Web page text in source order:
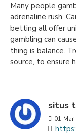
Many people
adrenaline rush.
betting all offer
gambling can
thing is balance.
source, to ensure
situs
01 Mar